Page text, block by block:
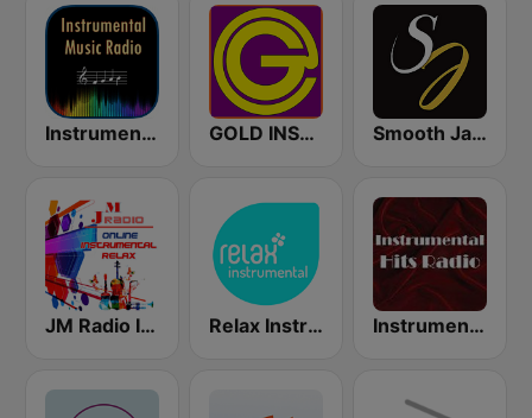
Instrumental Radio GOLD INSTRUMENTAL Smooth Jazz Instrumental
JM Radio Instrumental Relax Relax Instrumental Instrumental Hits Radio